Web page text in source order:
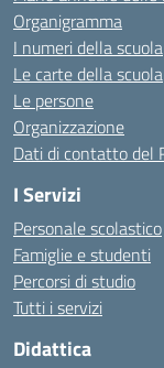
Organigramma
I numeri della scuola
Le carte della scuola
Le persone
Organizzazione
Dati di contatto del
I Servizi
Personale scolastico
Famiglie e studenti
Percorsi di studio
Tutti i servizi
Didattica